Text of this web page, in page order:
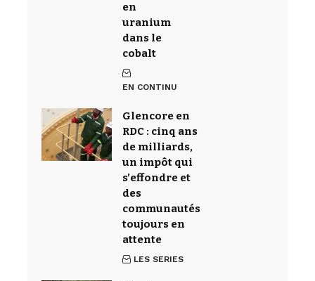
en
uranium
dans le
cobalt
EN CONTINU
Glencore en
RDC : cinq ans
de milliards,
un impôt qui
s’effondre et
des
communautés
toujours en
attente
LES SERIES